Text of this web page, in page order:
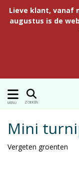
Lieve klant, vanaf
augustus is de
MENU ZOEKEN
Mini
Vergeten groenten